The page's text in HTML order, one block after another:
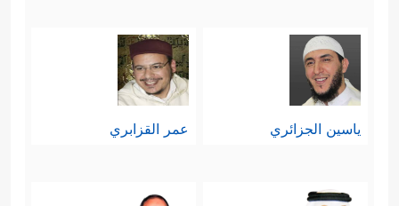
ياسين الجزائري عمر القزابري